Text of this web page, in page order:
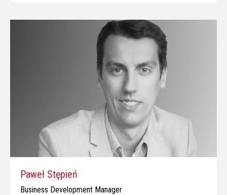
Paweł Stępień
Business Development Manager